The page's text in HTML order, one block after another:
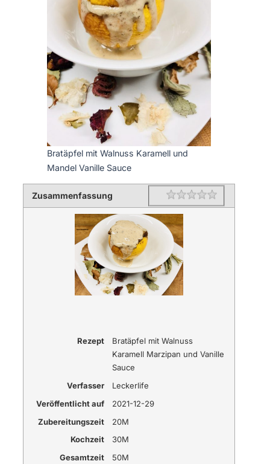
Bratäpfel mit Walnuss Karamell und
Mandel Vanille Sauce
Zusammenfassung Rating 1 star
2 stars
3 stars
4 stars
5 stars
Rezept
Bratäpfel mit Walnuss
Karamell Marzipan und Vanille
Sauce
Verfasser
Leckerlife
Veröffentlicht auf
2021-12-29
Zubereitungszeit
20M
Kochzeit
30M
Gesamtzeit
50M